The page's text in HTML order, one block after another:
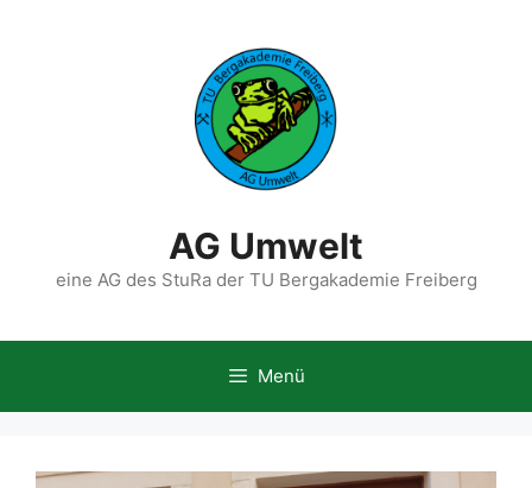
AG Umwelt
eine AG des StuRa der TU Bergakademie Freiberg
Menü